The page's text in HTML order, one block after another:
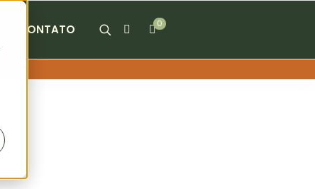
CONTATO 0